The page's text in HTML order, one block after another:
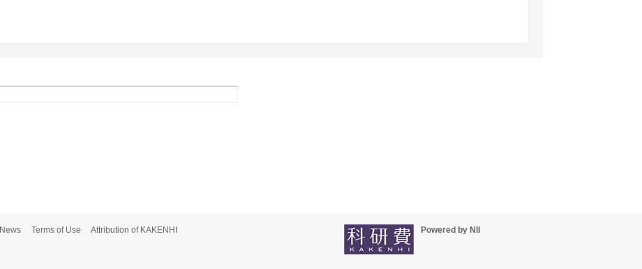
News Terms of Use Attribution of KAKENHI Powered by NII